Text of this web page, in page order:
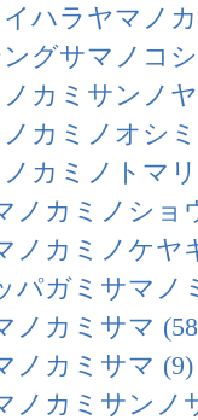
イハラヤマノ
グサマノコ
カミサンノ
カミノオシ
カミノトマ
ノカミノショ
ノカミノケヤ
パガミサマノ
ノカミサマ
ノカミサマ (9)
ノカミサンノ